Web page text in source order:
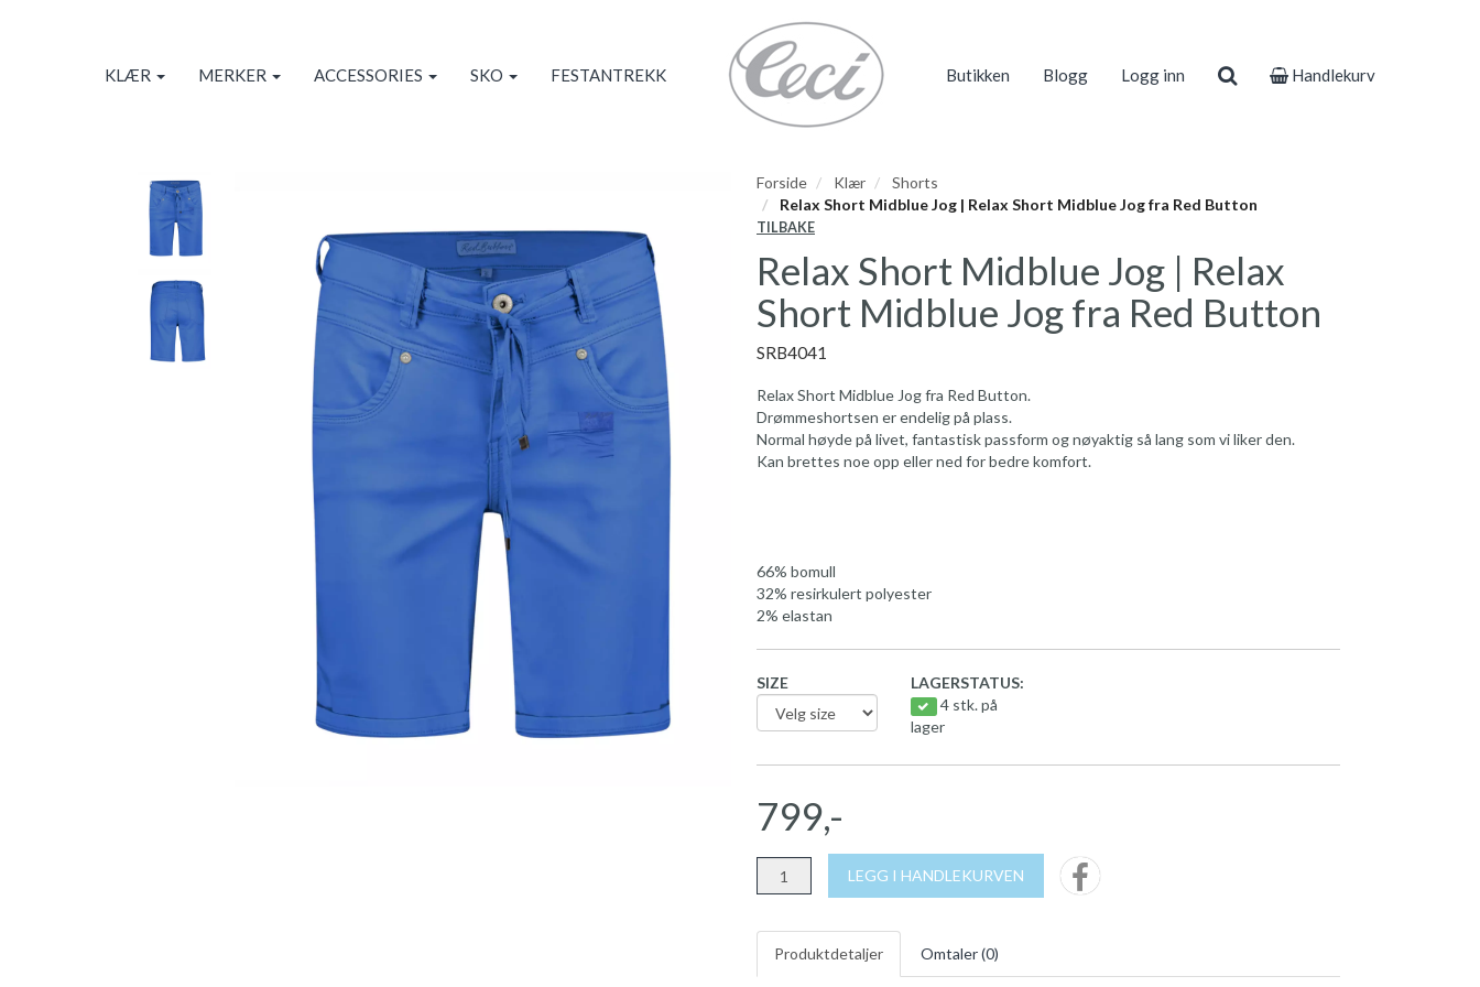
KLÆR MERKER ACCESSORIES SKO FESTANTREKK Butikken Blogg Logg inn Handlekurv
Forside Klær
Shorts
Relax Short Midblue Jog | Relax Short Midblue Jog fra Red Button
TILBAKE
Relax Short Midblue Jog | Relax
Short Midblue Jog fra Red Button
SRB4041
Relax Short Midblue Jog fra Red Button.
Drømmeshortsen er endelig på plass.
Normal høyde på livet, fantastisk passform og nøyaktig så lang som vi liker den.
Kan brettes noe opp eller ned for bedre komfort.
66% bomull
32% resirkulert polyester
2% elastan
SIZE
LAGERSTATUS:
4 stk. på
lager
799,-
LEGG I HANDLEKURVEN
Produktdetaljer Omtaler (0)